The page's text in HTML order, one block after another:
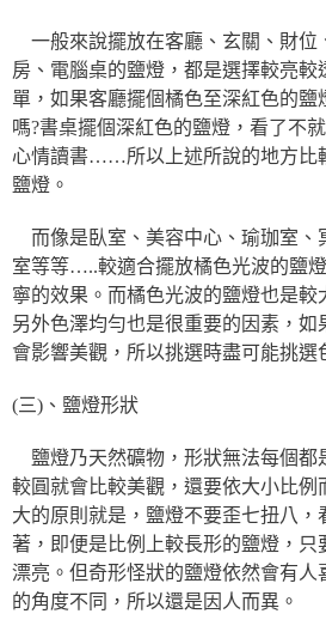
一般來說擺放在客廳、玄關、財位
房、電腦桌的鹽燈，都是選擇較亮較
單，如果客廳擺個橘色至深紅色的鹽
嗎?書桌擺個深紅色的鹽燈，看了不
心情讀書……所以上述所說的地方比
鹽燈。
而像是臥室、美容中心、瑜珈室、
室等等…..較適合擺放橘色光波的鹽
寧的效果。而橘色光波的鹽燈也是較
另外色澤均勻也是很重要的因素，如
會影響美觀，所以挑選時盡可能挑選
(三)、鹽燈形狀
鹽燈乃天然礦物，形狀無法每個都
較圓就會比較美觀，還要依大小比例
大的原則就是，鹽燈不要歪七扭八，
著，即便是比例上較長形的鹽燈，只
漂亮。但奇形怪狀的鹽燈依然會有人
的角度不同，所以還是因人而異。